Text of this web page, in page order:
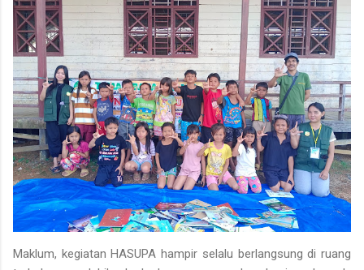
Maklum, kegiatan HASUPA hampir selalu berlangsung di ruang